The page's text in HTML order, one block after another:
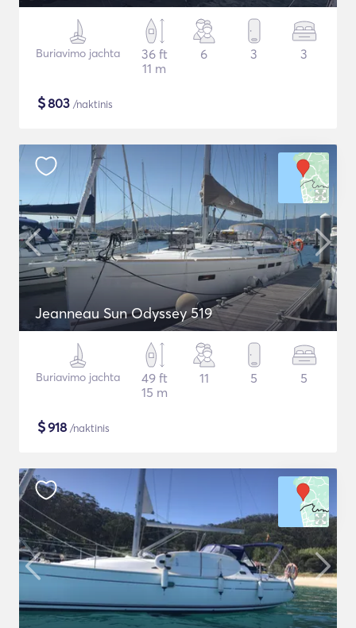
Buriavimo jachta
36 ft
11 m
6 3 3
$803 /naktinis
Jeanneau Sun Odyssey 519
Buriavimo jachta
49 ft
15 m
11 5 5
$918 /naktinis